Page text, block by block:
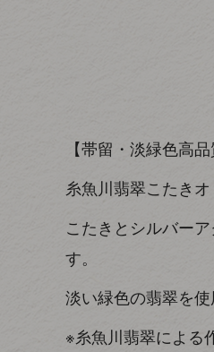
【帯留・淡緑色高
糸魚川翡翠こたき
こたきとシルバー
す。
淡い緑色の翡翠を
※糸魚川翡翠による